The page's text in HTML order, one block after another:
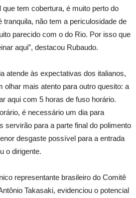
tem cobertura, é muito perto do
tranquila, não tem a periculosidade de
parecido com o do Rio. Por isso que
aqui”, destacou Rubaudo.
atende às expectativas dos italianos,
olhar mais atento para outro quesito: a
aqui com 5 horas de fuso horário.
é necessário um dia para
servirão para a parte final do polimento
desgaste possível para a entrada
o dirigente.
representante brasileiro do Comitê
Takasaki, evidenciou o potencial